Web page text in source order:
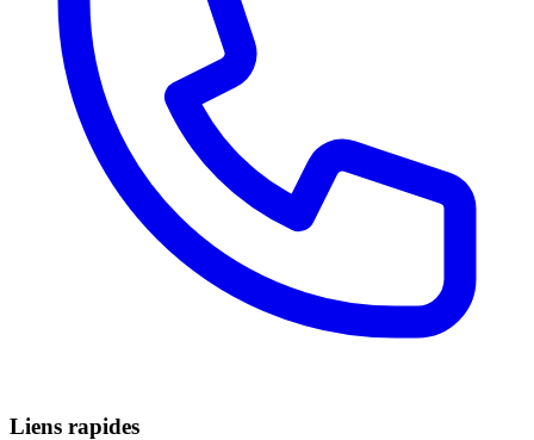
Liens rapides